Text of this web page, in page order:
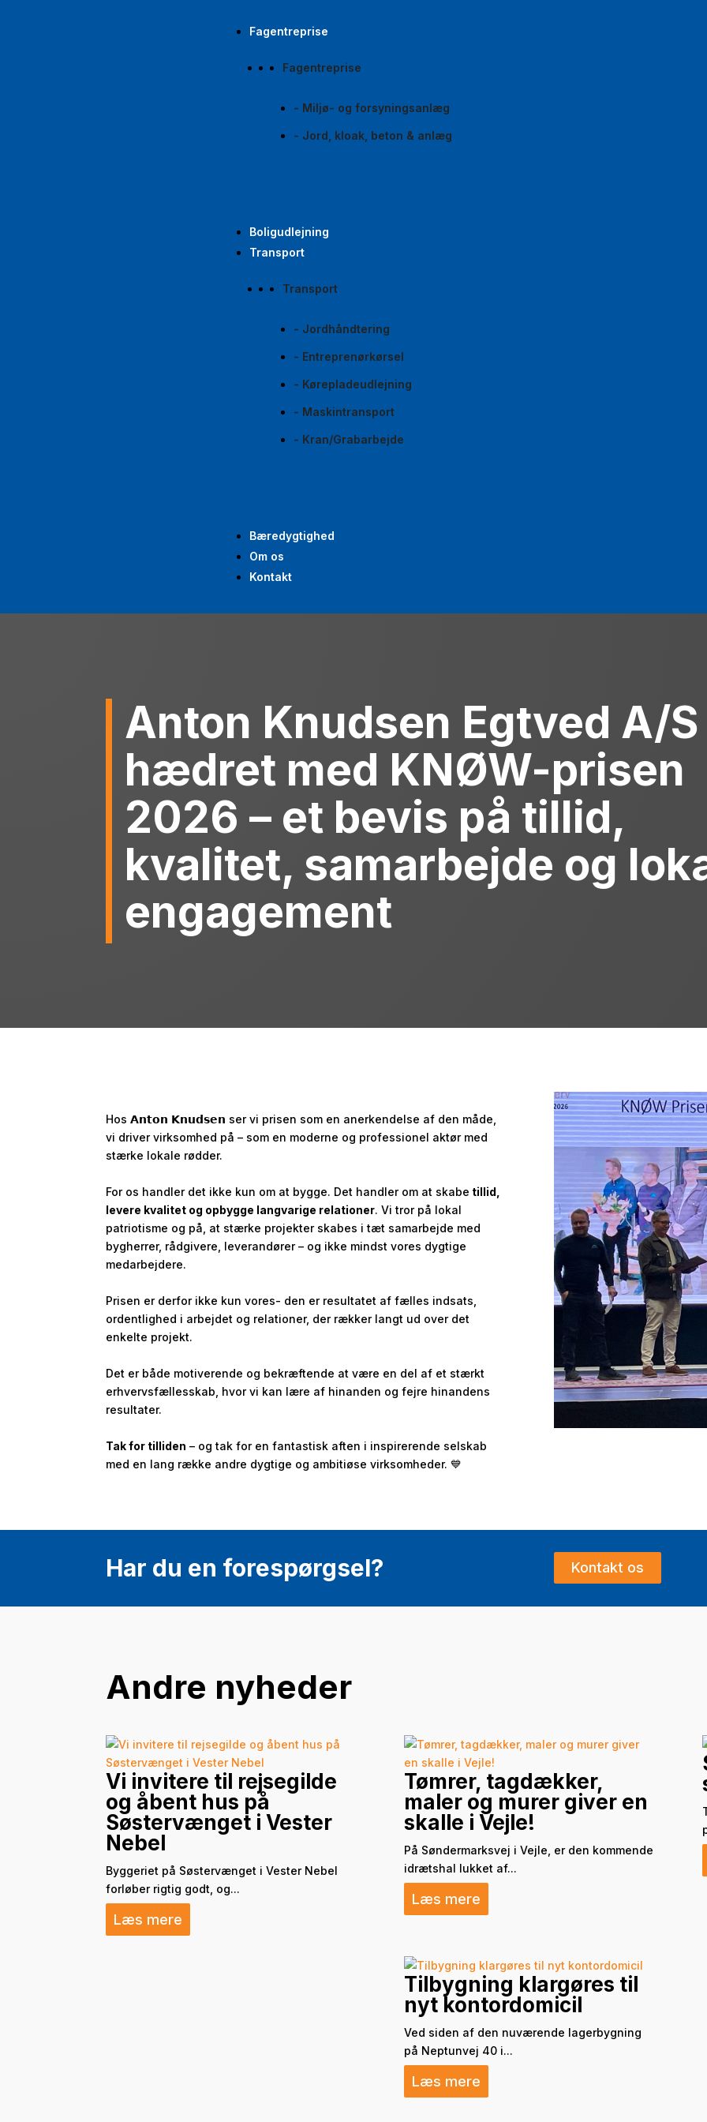
Fagentreprise
Fagentreprise
- Miljø- og forsyningsanlæg
- Jord, kloak, beton & anlæg
Boligudlejning
Transport
Transport
- Jordhåndtering
- Entreprenørkørsel
- Kørepladeudlejning
- Maskintransport
- Kran/Grabarbejde
Bæredygtighed
Om os
Kontakt
Anton Knudsen Egtved A/S
hædret med KNØW-prisen
2026 – et bevis på tillid,
kvalitet, samarbejde og
engagement
Hos 𝗔𝗻𝘁𝗼𝗻 𝗞𝗻𝘂𝗱𝘀𝗲𝗻 ser vi prisen som en anerkendelse af den måde,
vi driver virksomhed på – som en moderne og professionel aktør med
stærke lokale rødder.
For os handler det ikke kun om at bygge. Det handler om at skabe tillid,
levere kvalitet og opbygge langvarige relationer. Vi tror på lokal
patriotisme og på, at stærke projekter skabes i tæt samarbejde med
bygherrer, rådgivere, leverandører – og ikke mindst vores dygtige
medarbejdere.
Prisen er derfor ikke kun vores- den er resultatet af fælles indsats,
ordentlighed i arbejdet og relationer, der rækker langt ud over det
enkelte projekt.
Det er både motiverende og bekræftende at være en del af et stærkt
erhvervsfællesskab, hvor vi kan lære af hinanden og fejre hinandens
resultater.
Tak for tilliden – og tak for en fantastisk aften i inspirerende selskab
med en lang række andre dygtige og ambitiøse virksomheder. 💙
Har du en forespørgsel? Kontakt os
Andre nyheder
Vi invitere til rejsegilde
og åbent hus på
Søstervænget i Vester
Nebel
Byggeriet på Søstervænget i Vester Nebel
forløber rigtig godt, og...
Læs mere
Tømrer, tagdækker,
maler og murer giver en
skalle i Vejle!
På Søndermarksvej i Vejle, er den kommende
idrætshal lukket af...
Læs mere
Tilbygning klargøres til
nyt kontordomicil
Ved siden af den nuværende lagerbygning
på Neptunvej 40 i...
Læs mere